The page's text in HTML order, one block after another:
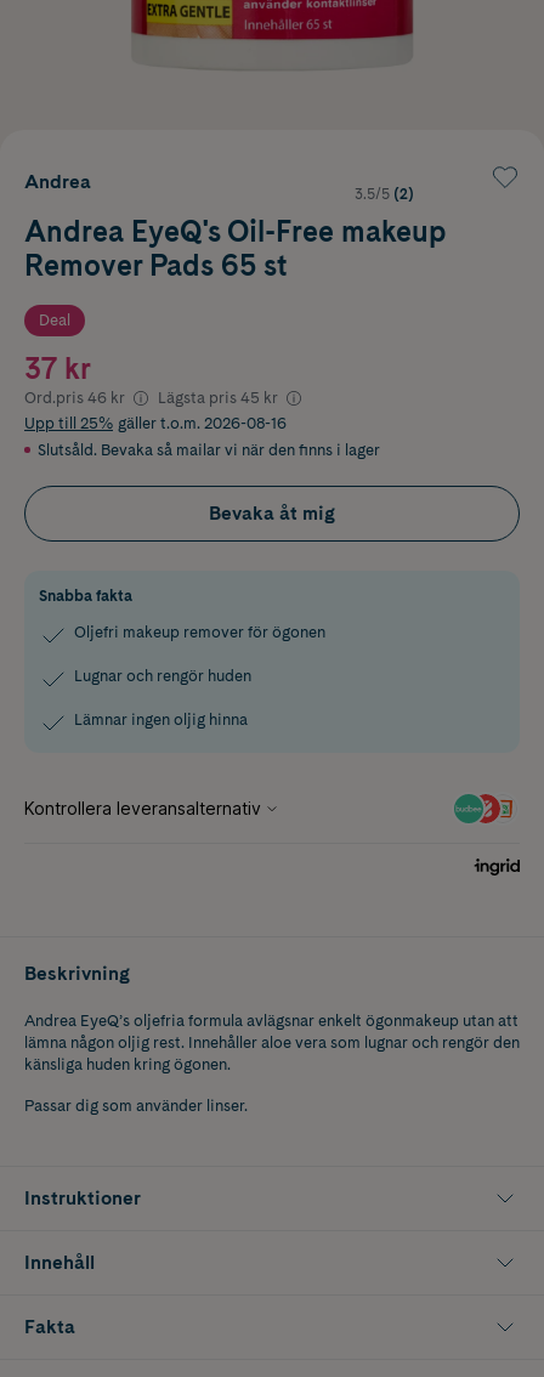
Andrea
3.5/5 (2)
Andrea EyeQ's Oil-Free makeup
Remover Pads 65 st
Deal
37 kr
Ord.pris 46 kr Lägsta pris 45 kr
Upp till 25% gäller t.o.m. 2026-08-16
Slutsåld. Bevaka så mailar vi när den finns i lager
Bevaka åt mig
Snabba fakta
Oljefri makeup remover för ögonen
Lugnar och rengör huden
Lämnar ingen oljig hinna
Beskrivning
Andrea EyeQ’s oljefria formula avlägsnar enkelt ögonmakeup utan att
lämna någon oljig rest. Innehåller aloe vera som lugnar och rengör den
känsliga huden kring ögonen.
Passar dig som använder linser.
Instruktioner
Innehåll
Fakta